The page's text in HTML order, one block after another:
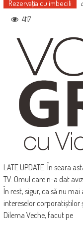
Rezervaţia cu imbecili
4117
LATE UPDATE: În seara
TV. Omul care n-a dat
În rest, sigur, ca să nu
intereselor corporatiștilor
Dilema Veche, facut pe